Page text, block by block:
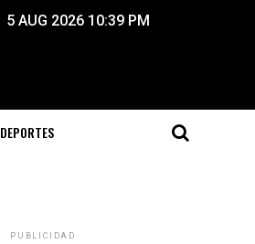
5 AUG 2026 10:39 PM
DEPORTES
PUBLICIDAD